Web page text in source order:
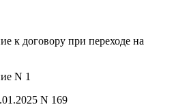
к договору при переходе на
N 1
N 169